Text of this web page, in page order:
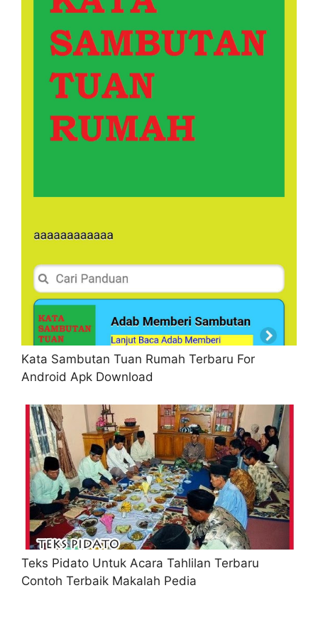
Kata Sambutan Tuan Rumah Terbaru For
Android Apk Download
Teks Pidato Untuk Acara Tahlilan Terbaru
Contoh Terbaik Makalah Pedia